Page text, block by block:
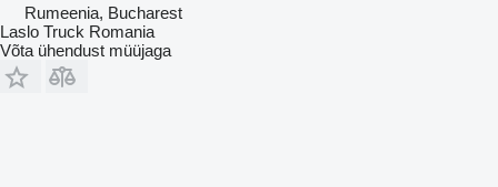
Rumeenia, Bucharest
Laslo Truck Romania
Võta ühendust müüjaga